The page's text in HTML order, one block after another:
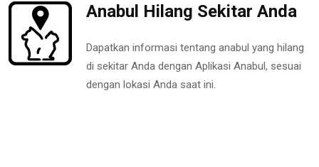
Anabul Hilang Sekitar Anda
Dapatkan informasi tentang anabul yang hilang
di sekitar Anda dengan Aplikasi Anabul, sesuai
dengan lokasi Anda saat ini.